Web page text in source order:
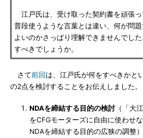
江戸氏は、受け取った契約書を頑張っ
普段使うような言葉とは違い、何が問
よいのかさっぱり理解できませんでし
すべきでしょうか。
さて前回は、江戸氏が何をすべきかと
の2点を検討することをお伝えしました。
NDAを締結する目的の検討 （「大
をCFGモーターズに自由に使わせ
NDAを締結する目的の広狭の調整）